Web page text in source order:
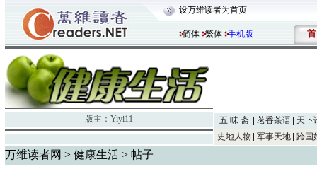
设万维读者为首页
简体 繁体 手机版 首
版主： Yiyi11 五 味 斋 茗香茶语
天下
史地人物
军事天地 跨国
万维读者网 > 健康生活 > 帖子